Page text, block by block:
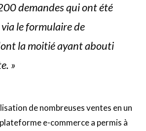
demandes qui ont été
le formulaire de
la moitié ayant abouti
»
de nombreuses ventes en un
e-commerce a permis à